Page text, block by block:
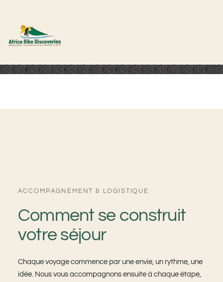
contenu
ACCOMPAGNEMENT & LOGISTIQUE
Comment se construit
votre séjour
Chaque voyage commence par une envie, un rythme, une
idée. Nous vous accompagnons ensuite à chaque étape,